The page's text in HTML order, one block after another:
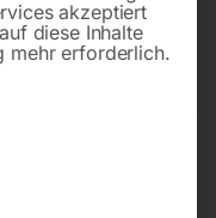
Warenkorb
akzeptiert
diese Inhalte
mehr erforderlich.